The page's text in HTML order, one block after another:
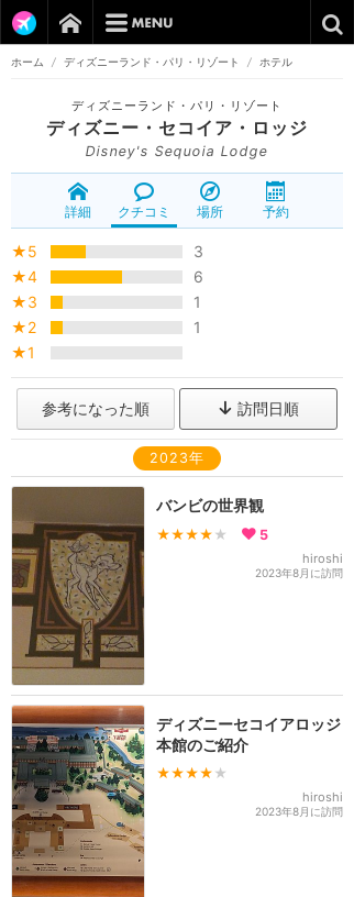
ホーム / ディズニーランド・パリ・リゾート / ホテル
ディズニーランド・パリ・リゾート
ディズニー・セコイア・ロッジ
Disney's Sequoia Lodge
詳細 クチコミ 場所 予約
★5
3
★4
6
★3
1
★2
1
★1
参考になった順 訪問日順
2023年
バンビの世界観
★★★★ ★ 5
hiroshi
2023年8月に訪問
ディズニーセコイアロッジ
本館のご紹介
★★★★ ★
hiroshi
2023年8月に訪問